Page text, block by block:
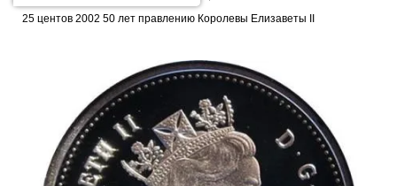
25 центов 2002 50 лет правлению Королевы Елизаветы II